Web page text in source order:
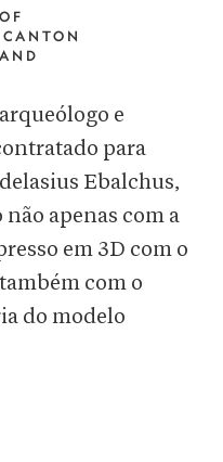
e
para
Ebalchus,
apenas com a
em 3D com o
com o
do modelo